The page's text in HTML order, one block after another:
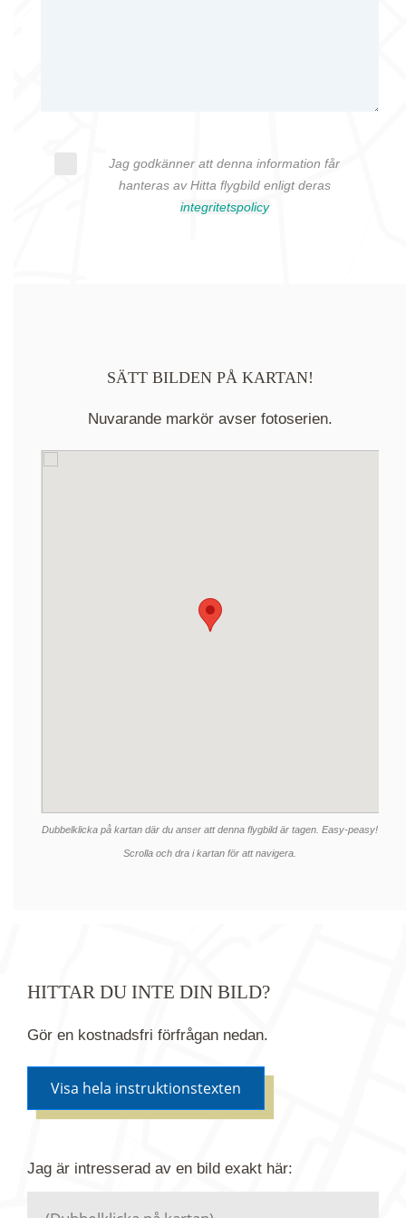
Jag godkänner att denna information får
hanteras av Hitta flygbild enligt deras
integritetspolicy
SÄTT BILDEN PÅ KARTAN!
Nuvarande markör avser fotoserien.
Dubbelklicka på kartan där du anser att denna flygbild är tagen. Easy-peasy!
Scrolla och dra i kartan för att navigera.
HITTAR DU INTE DIN BILD?
Gör en kostnadsfri förfrågan nedan.
Visa hela instruktionstexten
Jag är intresserad av en bild exakt här: